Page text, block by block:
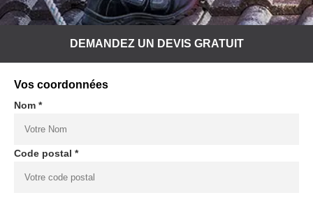
DEMANDEZ UN DEVIS GRATUIT
Vos coordonnées
Nom *
Code postal *